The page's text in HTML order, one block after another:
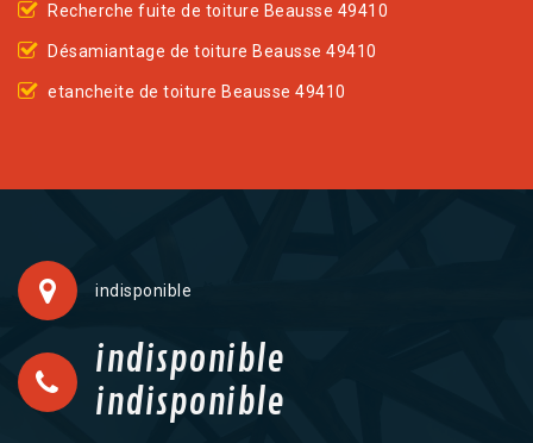
Recherche fuite de toiture Beausse 49410
Désamiantage de toiture Beausse 49410
etancheite de toiture Beausse 49410
indisponible
indisponible
indisponible